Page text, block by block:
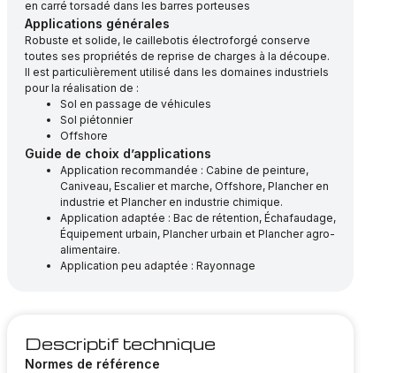
en carré torsadé dans les barres porteuses
Applications générales
Robuste et solide, le caillebotis électroforgé conserve
toutes ses propriétés de reprise de charges à la découpe.
Il est particulièrement utilisé dans les domaines industriels
pour la réalisation de :
Sol en passage de véhicules
Sol piétonnier
Offshore
Guide de choix d’applications
Application recommandée : Cabine de peinture,
Caniveau, Escalier et marche, Offshore, Plancher en
industrie et Plancher en industrie chimique.
Application adaptée : Bac de rétention, Échafaudage,
Équipement urbain, Plancher urbain et Plancher agro-
alimentaire.
Application peu adaptée : Rayonnage
Descriptif technique
Normes de référence